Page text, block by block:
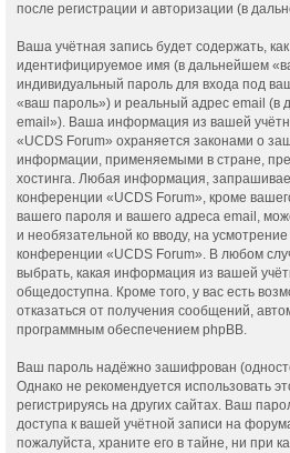
после регистрации и авторизации (в
Ваша учётная запись будет содержать,
идентифицируемое имя (в дальнейшем
индивидуальный пароль для входа под
«ваш пароль») и реальный адрес email (в
email»). Ваша информация из вашей
«UCDS Forum» охраняется законами о
информации, применяемыми в стране,
хостинга. Любая информация,
конференции «UCDS Forum», кроме
вашего пароля и вашего адреса email,
и необязательной ко вводу, на
конференции «UCDS Forum». В любом
выбрать, какая информация из вашей
общедоступна. Кроме того, у вас есть
отказаться от получения сообщений,
программным обеспечением phpBB.
Ваш пароль надёжно зашифрован
Однако не рекомендуется использовать
регистрируясь на других сайтах. Ваш
доступа к вашей учётной записи на
пожалуйста, храните его в тайне, ни при